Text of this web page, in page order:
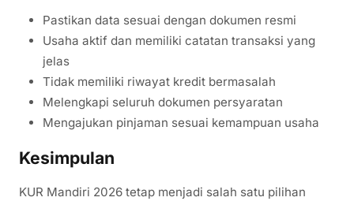
Pastikan data sesuai dengan dokumen resmi
Usaha aktif dan memiliki catatan transaksi yang
jelas
Tidak memiliki riwayat kredit bermasalah
Melengkapi seluruh dokumen persyaratan
Mengajukan pinjaman sesuai kemampuan usaha
Kesimpulan
KUR Mandiri 2026 tetap menjadi salah satu pilihan